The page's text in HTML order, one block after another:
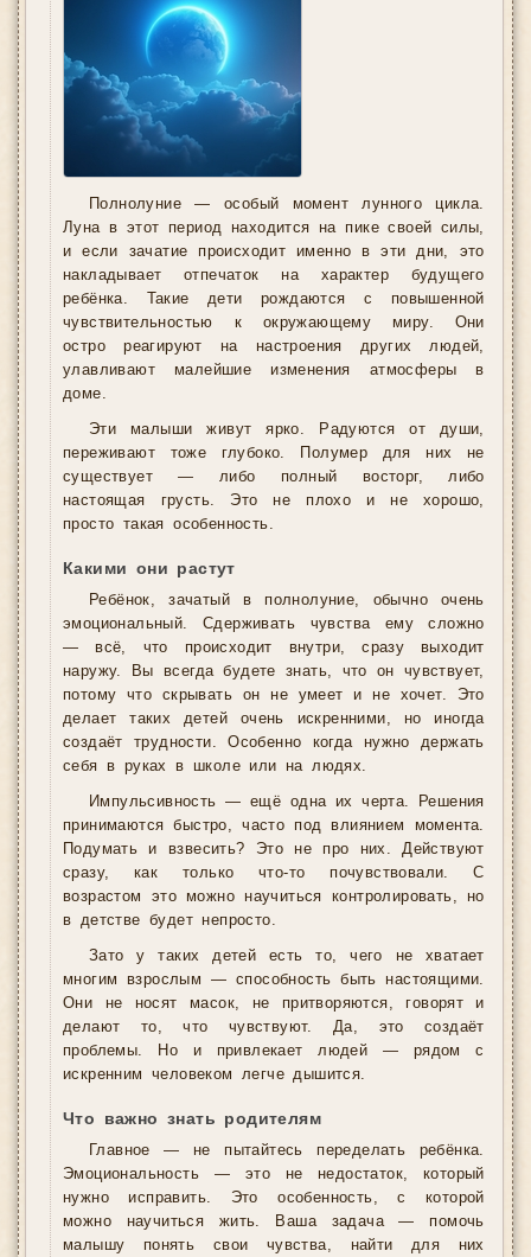
Полнолуние — особый момент лунного цикла.
Луна в этот период находится на пике своей силы,
и если зачатие происходит именно в эти дни, это
накладывает отпечаток на характер будущего
ребёнка. Такие дети рождаются с повышенной
чувствительностью к окружающему миру. Они
остро реагируют на настроения других людей,
улавливают малейшие изменения атмосферы в
доме.
Эти малыши живут ярко. Радуются от души,
переживают тоже глубоко. Полумер для них не
существует — либо полный восторг, либо
настоящая грусть. Это не плохо и не хорошо,
просто такая особенность.
Какими они растут
Ребёнок, зачатый в полнолуние, обычно очень
эмоциональный. Сдерживать чувства ему сложно
— всё, что происходит внутри, сразу выходит
наружу. Вы всегда будете знать, что он чувствует,
потому что скрывать он не умеет и не хочет. Это
делает таких детей очень искренними, но иногда
создаёт трудности. Особенно когда нужно держать
себя в руках в школе или на людях.
Импульсивность — ещё одна их черта. Решения
принимаются быстро, часто под влиянием момента.
Подумать и взвесить? Это не про них. Действуют
сразу, как только что-то почувствовали. С
возрастом это можно научиться контролировать, но
в детстве будет непросто.
Зато у таких детей есть то, чего не хватает
многим взрослым — способность быть настоящими.
Они не носят масок, не притворяются, говорят и
делают то, что чувствуют. Да, это создаёт
проблемы. Но и привлекает людей — рядом с
искренним человеком легче дышится.
Что важно знать родителям
Главное — не пытайтесь переделать ребёнка.
Эмоциональность — это не недостаток, который
нужно исправить. Это особенность, с которой
можно научиться жить. Ваша задача — помочь
малышу понять свои чувства, найти для них